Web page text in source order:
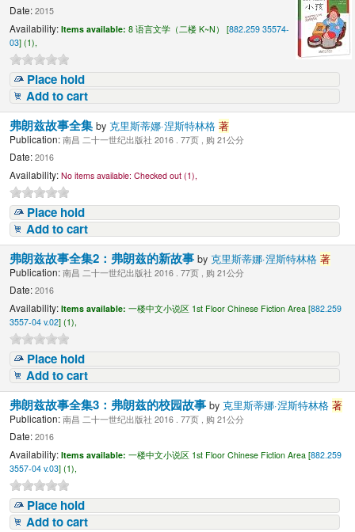
Date: 2015
Availability: Items available: 8 语言文学（二楼 K~N） [882.259 35574-
03] (1),
Place hold
Add to cart
弗朗兹故事全集by克里斯蒂娜·涅斯特林格著
Publication: 南昌 二十一世纪出版社 2016 . 77页 , 购 21公分
Date: 2016
Availability: No items available: Checked out (1),
Place hold
Add to cart
弗朗兹故事全集2：弗朗兹的新故事by克里斯蒂娜·涅斯特林格著
Publication: 南昌 二十一世纪出版社 2016 . 77页 , 购 21公分
Date: 2016
Availability: Items available: 一楼中文小说区 1st Floor Chinese Fiction Area [882.259
3557-04 v.02] (1),
Place hold
Add to cart
弗朗兹故事全集3：弗朗兹的校园故事by克里斯蒂娜·涅斯特林格著
Publication: 南昌 二十一世纪出版社 2016 . 77页 , 购 21公分
Date: 2016
Availability: Items available: 一楼中文小说区 1st Floor Chinese Fiction Area [882.259
3557-04 v.03] (1),
Place hold
Add to cart